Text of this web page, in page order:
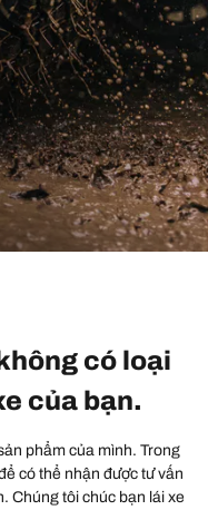
có loại
của bạn.
phẩm của mình. Trong
có thể nhận được tư vấn
Chúng tôi chúc bạn lái xe